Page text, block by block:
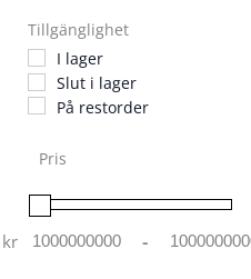
Tillgänglighet
I lager
Slut i lager
På restorder
Pris
kr Minimum Price
-
Maximum Price